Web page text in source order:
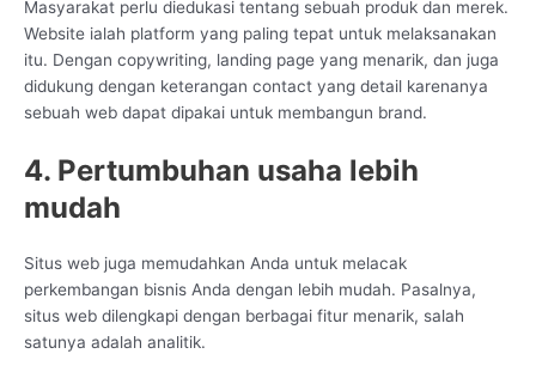
Masyarakat perlu diedukasi tentang sebuah produk dan merek.
Website ialah platform yang paling tepat untuk melaksanakan
itu. Dengan copywriting, landing page yang menarik, dan juga
didukung dengan keterangan contact yang detail karenanya
sebuah web dapat dipakai untuk membangun brand.
4. Pertumbuhan usaha lebih
mudah
Situs web juga memudahkan Anda untuk melacak
perkembangan bisnis Anda dengan lebih mudah. Pasalnya,
situs web dilengkapi dengan berbagai fitur menarik, salah
satunya adalah analitik.